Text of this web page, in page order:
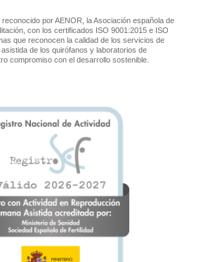
por AENOR, la Asociación española de
con los certificados ISO 9001:2015 e ISO
que reconocen la calidad de los servicios de
de los quirófanos y laboratorios de
compromiso con el desarrollo sostenible.